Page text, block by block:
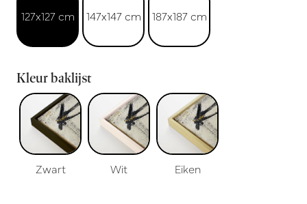
127x127 cm 147x147 cm 187x187 cm
Kleur baklijst
Zwart Wit Eiken